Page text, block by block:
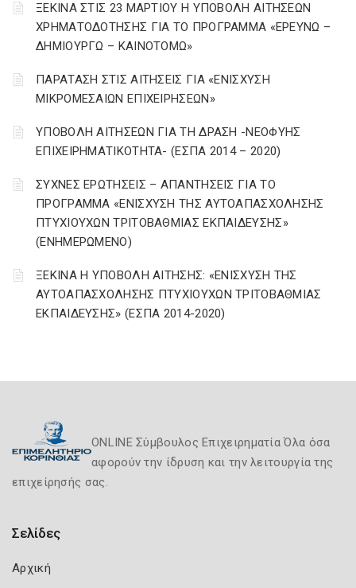
ΞΕΚΙΝΑ ΣΤΙΣ 23 ΜΑΡΤΙΟΥ Η ΥΠΟΒΟΛΗ ΑΙΤΗΣΕΩΝ
ΧΡΗΜΑΤΟΔΟΤΗΣΗΣ ΓΙΑ ΤΟ ΠΡΟΓΡΑΜΜΑ «ΕΡΕΥΝΩ –
ΔΗΜΙΟΥΡΓΩ – ΚΑΙΝΟΤΟΜΩ»
ΠΑΡΑΤΑΣΗ ΣΤΙΣ ΑΙΤΗΣΕΙΣ ΓΙΑ «ΕΝΙΣΧΥΣΗ
ΜΙΚΡΟΜΕΣΑΙΩΝ ΕΠΙΧΕΙΡΗΣΕΩΝ»
ΥΠΟΒΟΛΗ ΑΙΤΗΣΕΩΝ ΓΙΑ ΤΗ ΔΡΑΣΗ -ΝΕΟΦΥΗΣ
ΕΠΙΧΕΙΡΗΜΑΤΙΚΟΤΗΤΑ- (ΕΣΠΑ 2014 – 2020)
ΣΥΧΝΕΣ ΕΡΩΤΗΣΕΙΣ – ΑΠΑΝΤΗΣΕΙΣ ΓΙΑ ΤΟ
ΠΡΟΓΡΑΜΜΑ «ΕΝΙΣΧΥΣΗ ΤΗΣ ΑΥΤΟΑΠΑΣΧΟΛΗΣΗΣ
ΠΤΥΧΙΟΥΧΩΝ ΤΡΙΤΟΒΑΘΜΙΑΣ ΕΚΠΑΙΔΕΥΣΗΣ»
(ΕΝΗΜΕΡΩΜΕΝΟ)
ΞΕΚΙΝΑ Η ΥΠΟΒΟΛΗ ΑΙΤΗΣΗΣ: «ΕΝΙΣΧΥΣΗ ΤΗΣ
ΑΥΤΟΑΠΑΣΧΟΛΗΣΗΣ ΠΤΥΧΙΟΥΧΩΝ ΤΡΙΤΟΒΑΘΜΙΑΣ
ΕΚΠΑΙΔΕΥΣΗΣ» (ΕΣΠΑ 2014-2020)
ONLINE Σύμβουλος Επιχειρηματία Όλα όσα
αφορούν την ίδρυση και την λειτουργία της
επιχείρησής σας.
Σελίδες
Αρχική